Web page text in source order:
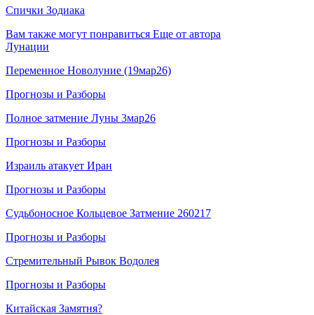
Спички Зодиака
Вам также могут понравиться Еще от автора
Лунации
Переменное Новолуние (19мар26)
Прогнозы и Разборы
Полное затмение Луны 3мар26
Прогнозы и Разборы
Израиль атакует Иран
Прогнозы и Разборы
Судьбоносное Кольцевое Затмение 260217
Прогнозы и Разборы
Стремительный Рывок Водолея
Прогнозы и Разборы
Китайская Замятня?